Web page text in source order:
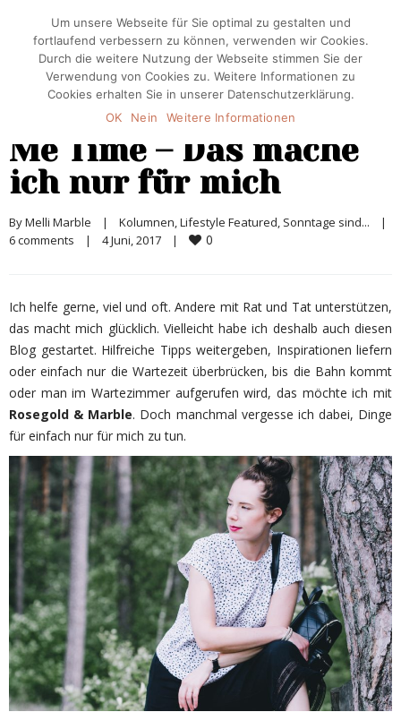
Me Time – Das mache
ich nur für mich
By Melli Marble | Kolumnen, Lifestyle Featured, Sonntage sind...
|
6 comments
| 4 Juni, 2017 | 0
Ich helfe gerne, viel und oft. Andere mit Rat und Tat unterstützen,
das macht mich glücklich. Vielleicht habe ich deshalb auch diesen
Blog gestartet. Hilfreiche Tipps weitergeben, Inspirationen liefern
oder einfach nur die Wartezeit überbrücken, bis die Bahn kommt
oder man im Wartezimmer aufgerufen wird, das möchte ich mit
Rosegold & Marble. Doch manchmal vergesse ich dabei, Dinge
für einfach nur für mich zu tun.
Um unsere Webseite für Sie optimal zu gestalten und
fortlaufend verbessern zu können, verwenden wir Cookies.
Durch die weitere Nutzung der Webseite stimmen Sie der
Verwendung von Cookies zu. Weitere Informationen zu
Cookies erhalten Sie in unserer Datenschutzerklärung.
OK
Nein Weitere Informationen